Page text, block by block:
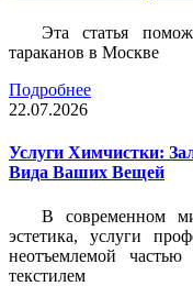
Эта статья
тараканов в Москве
Подробнее
22.07.2026
Услуги Химчистки:
Вида Ваших Вещей
В современном
эстетика, услуги
неотъемлемой
текстилем